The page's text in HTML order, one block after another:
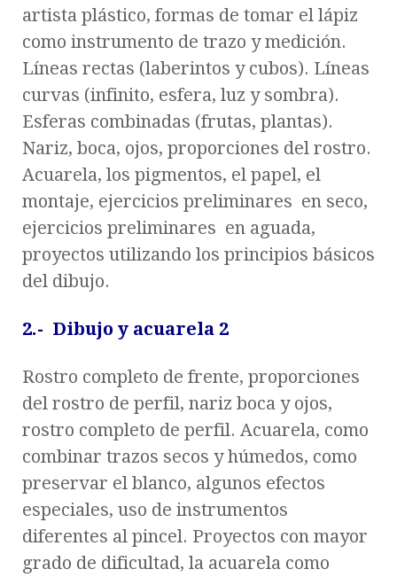
artista plástico, formas de tomar el lápiz
como instrumento de trazo y medición.
Líneas rectas (laberintos y cubos). Líneas
curvas (infinito, esfera, luz y sombra).
Esferas combinadas (frutas, plantas).
Nariz, boca, ojos, proporciones del rostro.
Acuarela, los pigmentos, el papel, el
montaje, ejercicios preliminares en seco,
ejercicios preliminares en aguada,
proyectos utilizando los principios básicos
del dibujo.
2.- Dibujo y acuarela 2
Rostro completo de frente, proporciones
del rostro de perfil, nariz boca y ojos,
rostro completo de perfil. Acuarela, como
combinar trazos secos y húmedos, como
preservar el blanco, algunos efectos
especiales, uso de instrumentos
diferentes al pincel. Proyectos con mayor
grado de dificultad, la acuarela como